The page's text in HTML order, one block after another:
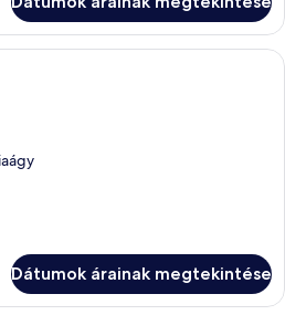
Egy modern hálószoba, melyben
Dátumok árainak megtekintése